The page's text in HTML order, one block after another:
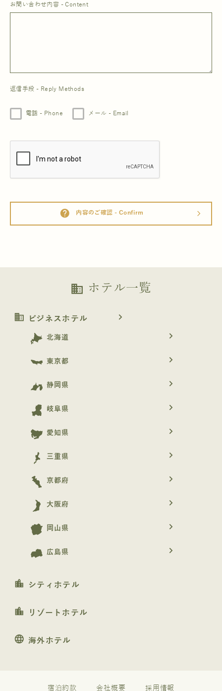
お問い合わせ内容 - Content
返信手段 - Reply Methods
電話 - Phone メール - Email
help 内容のご確認 - Confirm arrow_forward_ios
business ホテル一覧
business ビジネスホテル navigate_next
北海道 navigate_next
東京都 navigate_next
静岡県 navigate_next
岐阜県 navigate_next
愛知県 navigate_next
三重県 navigate_next
京都府 navigate_next
大阪府 navigate_next
岡山県 navigate_next
広島県 navigate_next
location_city シティホテル
location_city リゾートホテル
language 海外ホテル
宿泊約款 会社概要 採用情報